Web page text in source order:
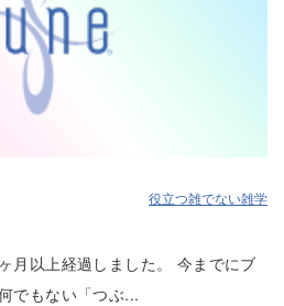
役立つ雑でない雑学
月以上経過しました。 今までにブ
でもない「つぶ...